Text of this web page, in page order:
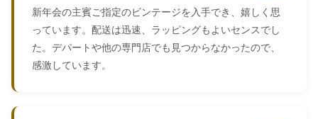
新年会の主賓ご指定のビンテージを入手でき、嬉しく思
っています。配送は迅速、ラッピングもよいセンスでし
た。デパートや他の専門店でも見つからなかったので、
感激しています。